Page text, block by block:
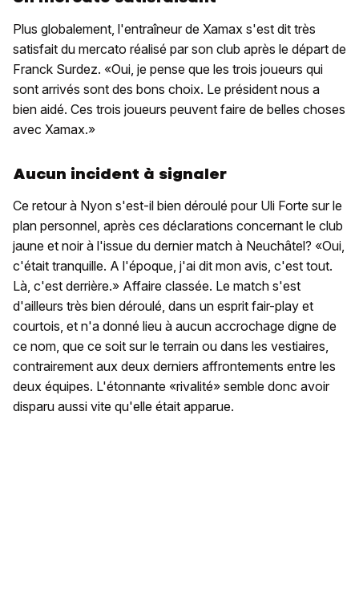
Plus globalement, l'entraîneur de Xamax s'est dit très
satisfait du mercato réalisé par son club après le départ de
Franck Surdez. «Oui, je pense que les trois joueurs qui
sont arrivés sont des bons choix. Le président nous a
bien aidé. Ces trois joueurs peuvent faire de belles choses
avec Xamax.»
Aucun incident à signaler
Ce retour à Nyon s'est-il bien déroulé pour Uli Forte sur le
plan personnel, après ces déclarations concernant le club
jaune et noir à l'issue du dernier match à Neuchâtel? «Oui,
c'était tranquille. A l'époque, j'ai dit mon avis, c'est tout.
Là, c'est derrière.» Affaire classée. Le match s'est
d'ailleurs très bien déroulé, dans un esprit fair-play et
courtois, et n'a donné lieu à aucun accrochage digne de
ce nom, que ce soit sur le terrain ou dans les vestiaires,
contrairement aux deux derniers affrontements entre les
deux équipes. L'étonnante «rivalité» semble donc avoir
disparu aussi vite qu'elle était apparue.